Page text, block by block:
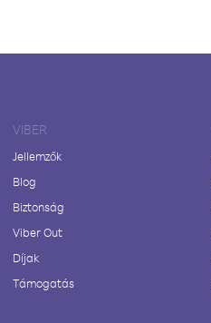
VIBER
Jellemzők
Blog
Biztonság
Viber Out
Díjak
Támogatás